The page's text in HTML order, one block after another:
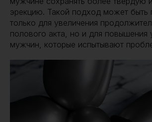
эрекцию. Такой подход может быть
только для увеличения
полового акта, но и для повышения
мужчин, которые испытывают